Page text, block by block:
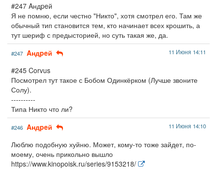
#247 Aндpeй
Я не помню, если честно "Никто", хотя смотрел его. Там же
обычный тип становится тем, кто начинает всех крошить, а
тут шериф с предысторией, но суть такая же, да.
#247 Aндpeй 11 Июня 14:11
#245 Corvus
Посмотрел тут такое с Бобом Одинкёрком (Лучше звоните
Солу).
----------
Типа Никто что ли?
#246 Aндpeй 11 Июня 14:10
Люблю подобную хуйню. Может, кому-то тоже зайдет, по-
моему, очень прикольно вышло
https://www.kinopoisk.ru/series/9153218/